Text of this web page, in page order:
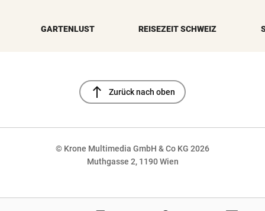
GARTENLUST REISEZEIT SCHWEIZ
north Zurück nach oben
© Krone Multimedia GmbH & Co KG 2026
Muthgasse 2, 1190 Wien
NaN%